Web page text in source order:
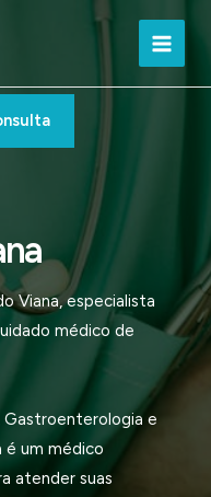
Main
Viana, especialista
médico de
Gastroenterologia e
é um médico
atender suas